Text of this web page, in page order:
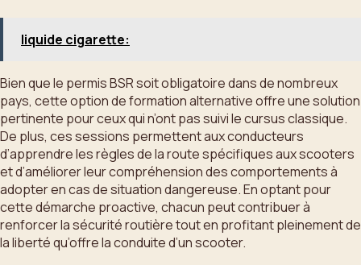
liquide cigarette:
Bien que le permis BSR soit obligatoire dans de nombreux
pays, cette option de formation alternative offre une solution
pertinente pour ceux qui n’ont pas suivi le cursus classique.
De plus, ces sessions permettent aux conducteurs
d’apprendre les règles de la route spécifiques aux scooters
et d’améliorer leur compréhension des comportements à
adopter en cas de situation dangereuse. En optant pour
cette démarche proactive, chacun peut contribuer à
renforcer la sécurité routière tout en profitant pleinement de
la liberté qu’offre la conduite d’un scooter.